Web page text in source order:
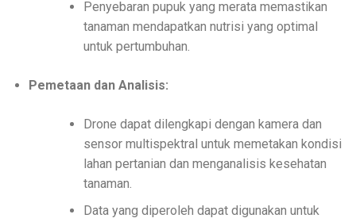
Penyebaran pupuk yang merata memastikan
tanaman mendapatkan nutrisi yang optimal
untuk pertumbuhan.
Pemetaan dan Analisis:
Drone dapat dilengkapi dengan kamera dan
sensor multispektral untuk memetakan kondisi
lahan pertanian dan menganalisis kesehatan
tanaman.
Data yang diperoleh dapat digunakan untuk